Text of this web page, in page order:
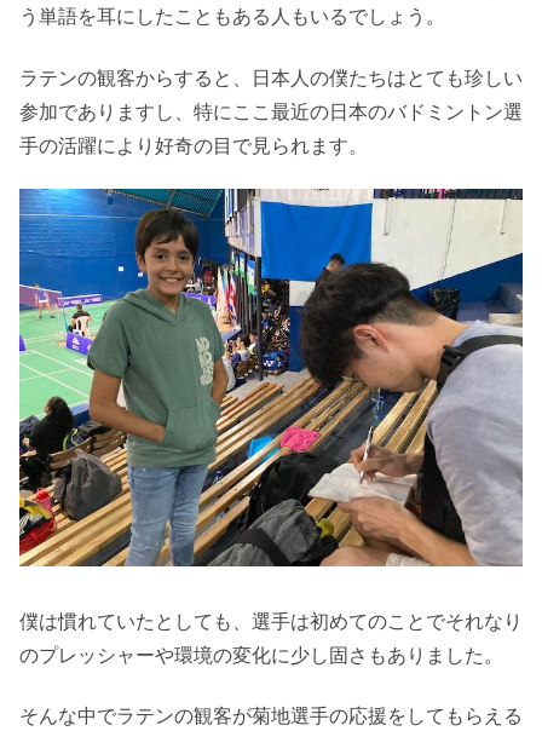
う単語を耳にしたこともある人もいるでしょう。
ラテンの観客からすると、日本人の僕たちはとても珍しい
参加でありますし、特にここ最近の日本のバドミントン選
手の活躍により好奇の目で見られます。
僕は慣れていたとしても、選手は初めてのことでそれなり
のプレッシャーや環境の変化に少し固さもありました。
そんな中でラテンの観客が菊地選手の応援をしてもらえる